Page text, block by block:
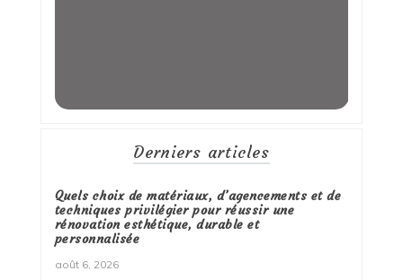
Derniers articles
Quels choix de matériaux, d’agencements et de
techniques privilégier pour réussir une
rénovation esthétique, durable et
personnalisée
août 6, 2026